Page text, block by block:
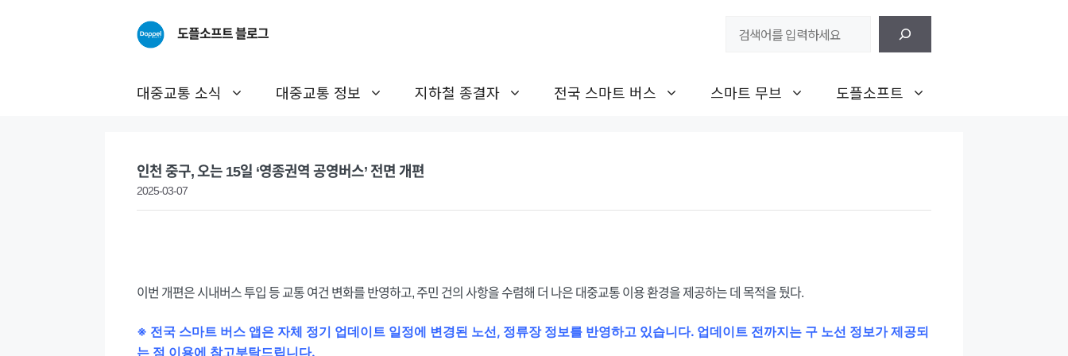
도플소프트 블로그
대중교통 소식 대중교통 정보 지하철 종결자 전국 스마트 버스 스마트 무브 도플소프트
인천 중구, 오는 15일 ‘영종권역 공영버스’ 전면 개편
2025-03-07
이번 개편은 시내버스 투입 등 교통 여건 변화를 반영하고, 주민 건의 사항을 수렴해 더 나은 대중교통 이용 환경을 제공하는 데 목적을 뒀다.
※ 전국 스마트 버스 앱은 자체 정기 업데이트 일정에 변경된 노선, 정류장 정보를 반영하고 있습니다. 업데이트 전까지는 구 노선 정보가 제공되
는 점 이용에 참고부탁드립니다.